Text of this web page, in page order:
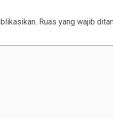
Ruas yang wajib